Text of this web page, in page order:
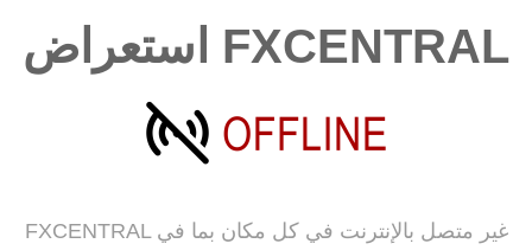
استعراض FXCENTRAL
FXCENTRAL غير متصل بالإنترنت في كل مكان بما في